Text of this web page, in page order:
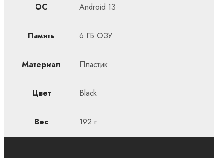
ОС Android 13
Память 6 ГБ ОЗУ
Материал Пластик
Цвет Black
Вес 192 г